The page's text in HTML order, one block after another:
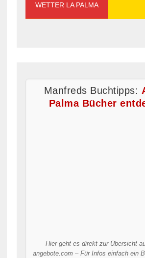
WETTER LA PALMA
Manfreds Buchtipps:
Palma Bücher
Hier geht es direkt zur Übersicht
angebote.com – Für Infos einfach ein